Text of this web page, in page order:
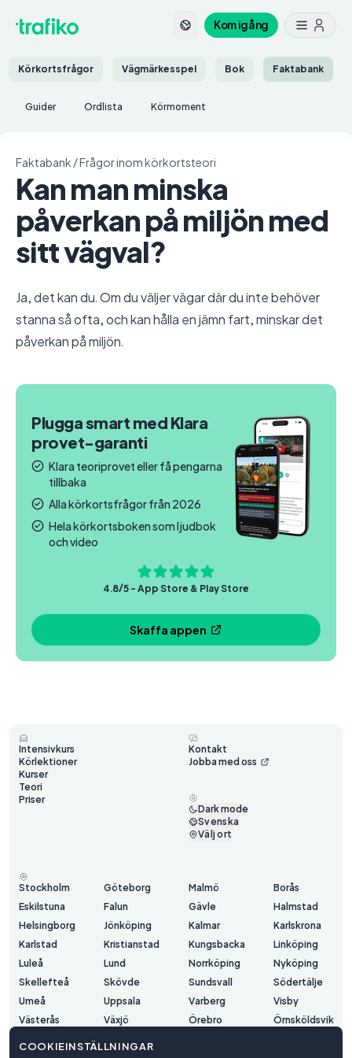
Kom igång
Körkortsfrågor Vägmärkesspel Bok Faktabank
Guider Ordlista Körmoment
Faktabank /Frågor inom körkortsteori
Kan man minska
påverkan på miljön med
sitt vägval?
Ja, det kan du. Om du väljer vägar där du inte behöver
stanna så ofta, och kan hålla en jämn fart, minskar det
påverkan på miljön.
Plugga smart med Klara
provet-garanti
Klara teoriprovet eller få pengarna
tillbaka
Alla körkortsfrågor från 2026
Hela körkortsboken som ljudbok
och video
4.8/5 - App Store & Play Store
Skaffa appen
Intensivkurs
Körlektioner
Kurser
Teori
Priser
Kontakt
Jobba med oss
Dark mode
Svenska
Välj ort
Stockholm Göteborg Malmö
Borås
Eskilstuna
Falun Gävle
Halmstad
Helsingborg
Jönköping Kalmar
Karlskrona
Karlstad
Kristianstad Kungsbacka
Linköping
Luleå
Lund Norrköping
Nyköping
Skellefteå
Skövde Sundsvall
Södertälje
Umeå
Uppsala Varberg
Visby
Västerås
Växjö Örebro
Örnsköldsvik
COOKIEINSTÄLLNINGAR